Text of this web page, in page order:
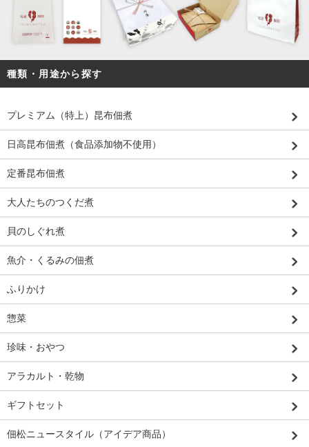
種類・用途から探す
プレミアム（特上）昆布佃煮
日高昆布佃煮（食品添加物不使用）
定番昆布佃煮
大人たちのつくだ煮
貝のしぐれ煮
魚介・くるみの佃煮
ふりかけ
惣菜
珍味・おやつ
アラカルト・乾物
ギフトセット
佃松ニュースタイル（アイデア商品）